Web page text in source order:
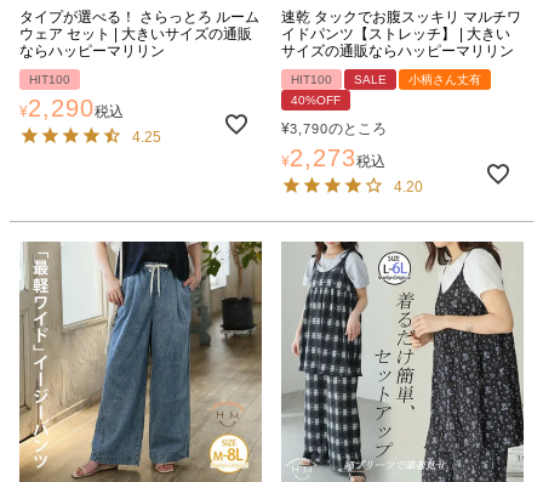
タイプが選べる！ さらっとろ ルーム
ウェア セット | 大きいサイズの通販
ならハッピーマリリン
HIT100
¥2,290税込
4.25
速乾 タックでお腹スッキリ マルチワ
イドパンツ【ストレッチ】 | 大きい
サイズの通販ならハッピーマリリン
HIT100 SALE
小柄さん丈有
40%OFF
¥3,790のところ
¥2,273税込
4.20